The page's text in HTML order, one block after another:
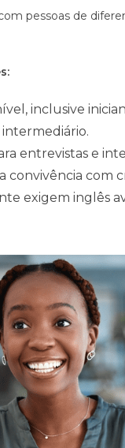
pessoas de
inclusive
entrevistas e
convivência com
exigem inglês